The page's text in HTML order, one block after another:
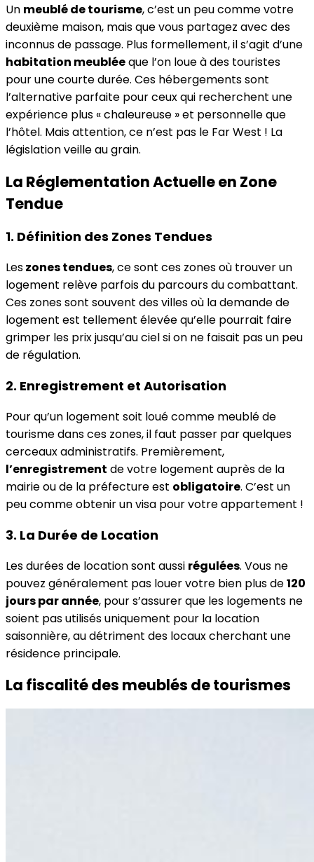
Un meublé de tourisme, c’est un peu comme votre
deuxième maison, mais que vous partagez avec des
inconnus de passage. Plus formellement, il s’agit d’une
habitation meubléeque l’on loue à des touristes
pour une courte durée. Ces hébergements sont
l’alternative parfaite pour ceux qui recherchent une
expérience plus « chaleureuse » et personnelle que
l’hôtel. Mais attention, ce n’est pas le Far West ! La
législation veille au grain.
La Réglementation Actuelle en Zone
Tendue
1. Définition des Zones Tendues
Leszones tendues, ce sont ces zones où trouver un
logement relève parfois du parcours du combattant.
Ces zones sont souvent des villes où la demande de
logement est tellement élevée qu’elle pourrait faire
grimper les prix jusqu’au ciel si on ne faisait pas un peu
de régulation.
2. Enregistrement et Autorisation
Pour qu’un logement soit loué comme meublé de
tourisme dans ces zones, il faut passer par quelques
cerceaux administratifs. Premièrement,
l’enregistrement de votre logement auprès de la
mairie ou de la préfecture est obligatoire. C’est un
peu comme obtenir un visa pour votre appartement !
3. La Durée de Location
Les durées de location sont aussi régulées. Vous ne
pouvez généralement pas louer votre bien plus de120
jours par année, pour s’assurer que les logements ne
soient pas utilisés uniquement pour la location
saisonnière, au détriment des locaux cherchant une
résidence principale.
La fiscalité des meublés de tourismes